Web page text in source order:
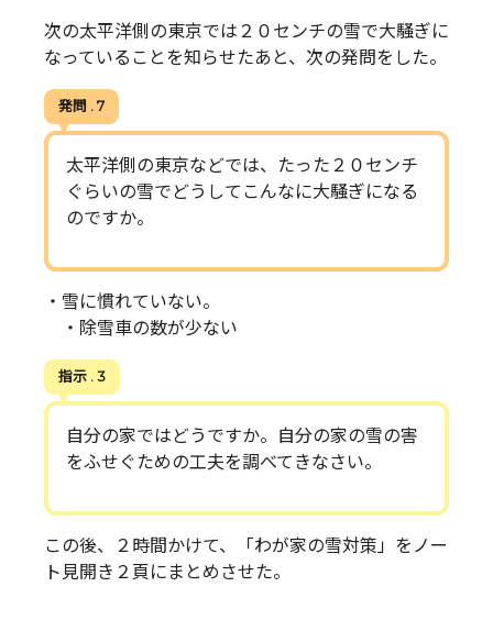
次の太平洋側の東京では２０センチの雪で大騒ぎに
なっていることを知らせたあと、次の発問をした。
発問 . 7
太平洋側の東京などでは、たった２０センチ
ぐらいの雪でどうしてこんなに大騒ぎになる
のですか。
・雪に慣れていない。
・除雪車の数が少ない
指示 . 3
自分の家ではどうですか。自分の家の雪の害
をふせぐための工夫を調べてきなさい。
この後、２時間かけて、「わが家の雪対策」をノー
ト見開き２頁にまとめさせた。